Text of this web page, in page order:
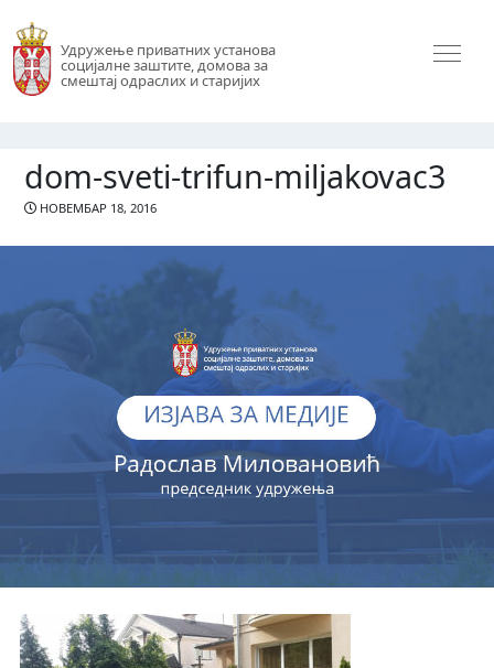
Удружење приватних установа
социјалне заштите, домова за
смештај одраслих и старијих
dom-sveti-trifun-miljakovac3
НОВЕМБАР 18, 2016